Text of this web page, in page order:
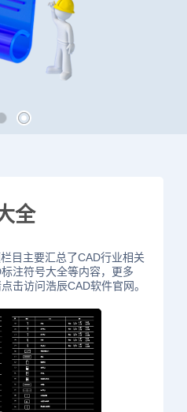
全
目主要汇总了CAD行业相关
注符号大全等内容，更多
击访问浩辰CAD软件官网。